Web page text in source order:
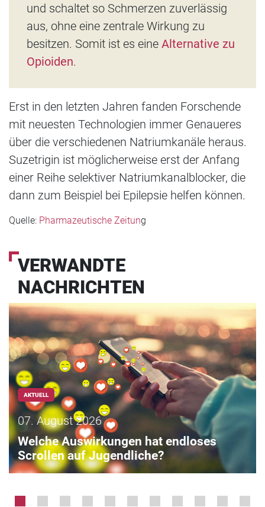
und schaltet so Schmerzen zuverlässig
aus, ohne eine zentrale Wirkung zu
besitzen. Somit ist es eine Alternative zu
Opioiden.
Erst in den letzten Jahren fanden Forschende
mit neuesten Technologien immer Genaueres
über die verschiedenen Natriumkanäle heraus.
Suzetrigin ist möglicherweise erst der Anfang
einer Reihe selektiver Natriumkanalblocker, die
dann zum Beispiel bei Epilepsie helfen können.
Quelle: Pharmazeutische Zeitung
VERWANDTE
NACHRICHTEN
AKTUELL
07. August 2026
Welche Auswirkungen hat endloses
Scrollen auf Jugendliche?